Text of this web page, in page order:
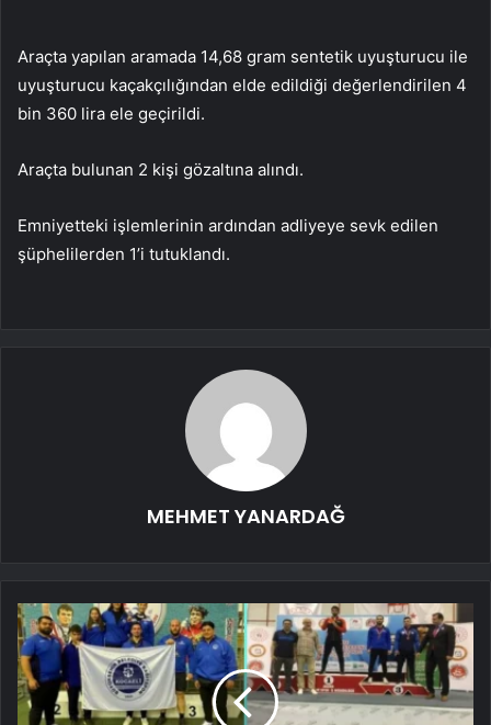
Araçta yapılan aramada 14,68 gram sentetik uyuşturucu ile
uyuşturucu kaçakçılığından elde edildiği değerlendirilen 4
bin 360 lira ele geçirildi.
Araçta bulunan 2 kişi gözaltına alındı.
Emniyetteki işlemlerinin ardından adliyeye sevk edilen
şüphelilerden 1’i tutuklandı.
MEHMET YANARDAĞ